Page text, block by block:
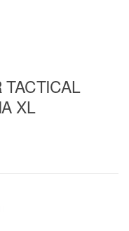
TACTICAL
XL